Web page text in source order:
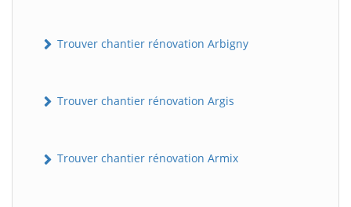
Trouver chantier rénovation Arbigny
Trouver chantier rénovation Argis
Trouver chantier rénovation Armix